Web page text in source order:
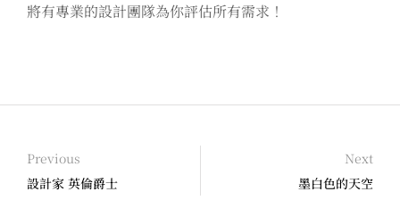
將有專業的設計團隊為你評估所有需求！
Previous
設計家 英倫爵士
Next
墨白色的天空